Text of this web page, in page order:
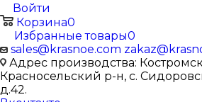
Войти
Корзина0
Избранные товары0
sales@krasnoe.com
Адрес производства:
Красносельский р-н, с.
д.42.